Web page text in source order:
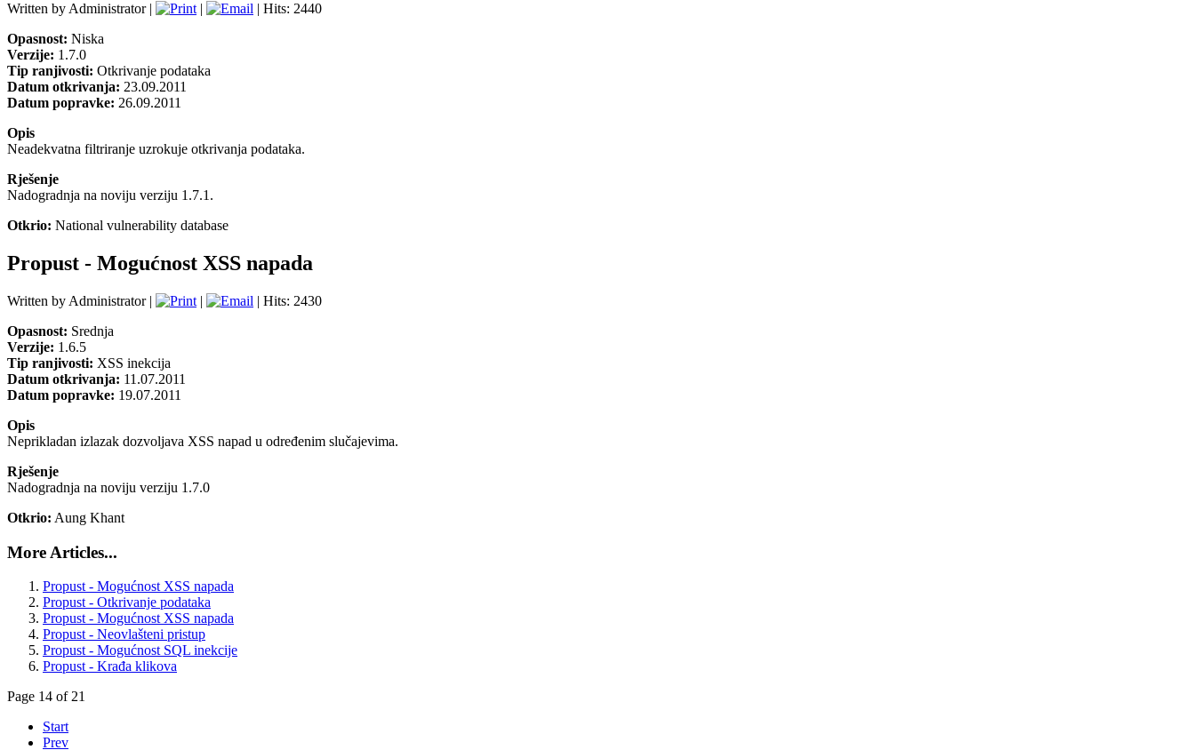
Written by Administrator | |
| Hits: 2440
Opasnost: Niska
Verzije: 1.7.0
Tip ranjivosti: Otkrivanje podataka
Datum otkrivanja: 23.09.2011
Datum popravke: 26.09.2011
Opis
Neadekvatna filtriranje uzrokuje otkrivanja podataka.
Rješenje
Nadogradnja na noviju verziju 1.7.1.
Otkrio: National vulnerability database
Propust - Mogućnost XSS napada
Written by Administrator | |
| Hits: 2430
Opasnost: Srednja
Verzije: 1.6.5
Tip ranjivosti: XSS inekcija
Datum otkrivanja: 11.07.2011
Datum popravke: 19.07.2011
Opis
Neprikladan izlazak dozvoljava XSS napad u određenim slučajevima.
Rješenje
Nadogradnja na noviju verziju 1.7.0
Otkrio: Aung Khant
More Articles...
Propust - Mogućnost XSS napada
Propust - Otkrivanje podataka
Propust - Mogućnost XSS napada
Propust - Neovlašteni pristup
Propust - Mogućnost SQL inekcije
Propust - Krađa klikova
Page 14 of 21
Start
Prev